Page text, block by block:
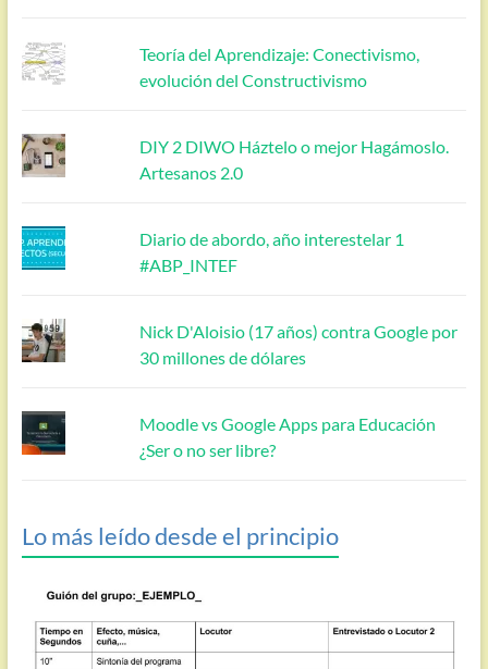
Teoría del Aprendizaje: Conectivismo,
evolución del Constructivismo
DIY 2 DIWO Háztelo o mejor Hagámoslo.
Artesanos 2.0
Diario de abordo, año interestelar 1
#ABP_INTEF
Nick D'Aloisio (17 años) contra Google por
30 millones de dólares
Moodle vs Google Apps para Educación
¿Ser o no ser libre?
Lo más leído desde el principio